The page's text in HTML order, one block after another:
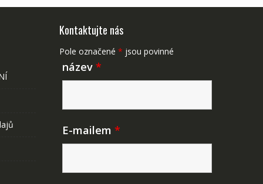
Kontaktujte nás
Pole označené * jsou povinné
název *
E-mailem *